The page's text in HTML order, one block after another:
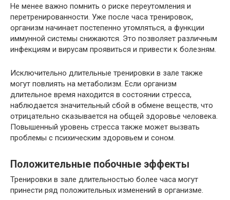
Не менее важно помнить о риске переутомления и
перетренированности. Уже после часа тренировок,
организм начинает постепенно утомляться, а функции
иммунной системы снижаются. Это позволяет различным
инфекциям и вирусам проявиться и привести к болезням.
Исключительно длительные тренировки в зале также
могут повлиять на метаболизм. Если организм
длительное время находится в состоянии стресса,
наблюдается значительный сбой в обмене веществ, что
отрицательно сказывается на общей здоровье человека.
Повышенный уровень стресса также может вызвать
проблемы с психическим здоровьем и соном.
Положительные побочные эффекты
Тренировки в зале длительностью более часа могут
принести ряд положительных изменений в организме.